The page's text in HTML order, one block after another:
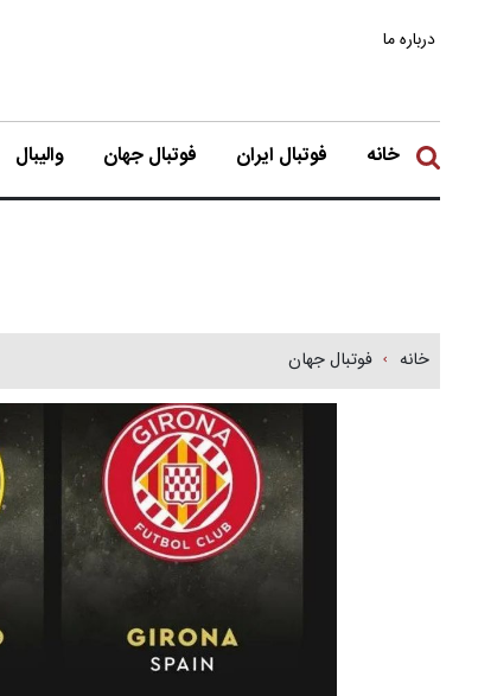
درباره ما
خانه فوتبال ایران فوتبال جهان والیبال
خانه فوتبال جهان